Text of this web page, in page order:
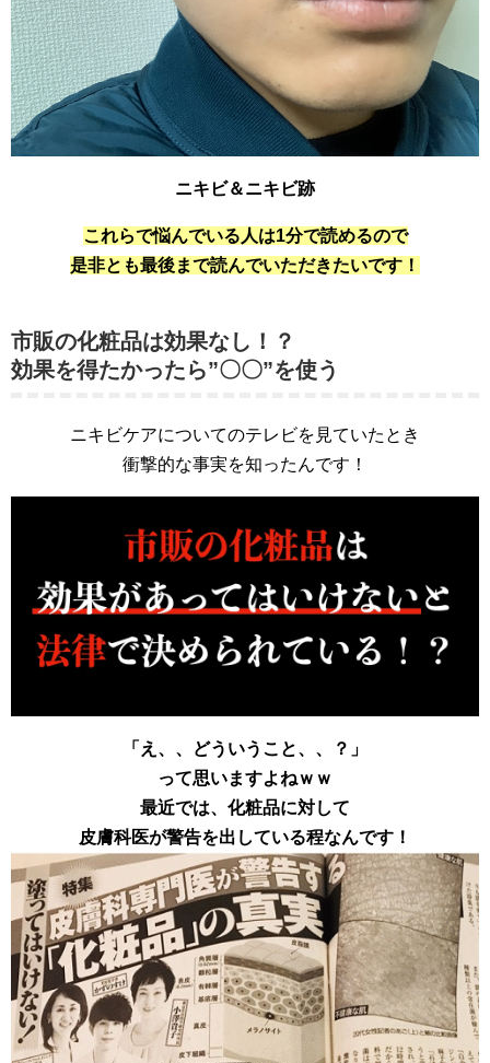
ニキビ＆ニキビ跡
これらで悩んでいる人は1分で読めるので
是非とも最後まで読んでいただきたいです！
市販の化粧品は効果なし！？
効果を得たかったら”〇〇”を使う
ニキビケアについてのテレビを見ていたとき
衝撃的な事実を知ったんです！
「え、、どういうこと、、？」
って思いますよねｗｗ
最近では、化粧品に対して
皮膚科医が警告を出している程なんです！